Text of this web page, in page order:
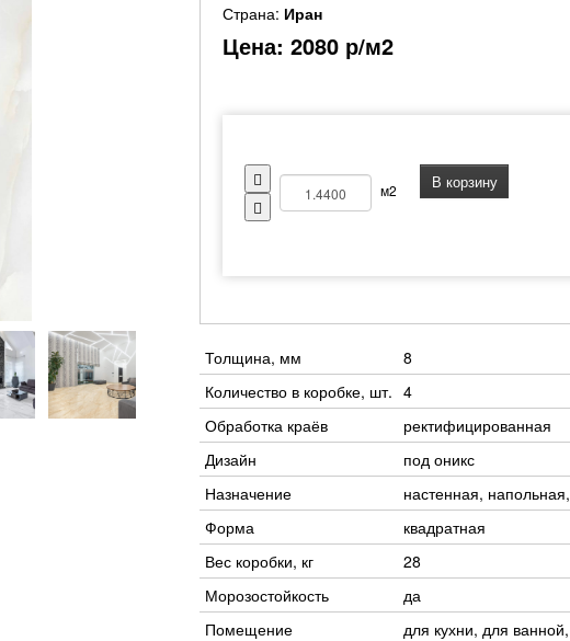
Страна: Иран
Цена: 2080 р/м2
м2 В корзину
Толщина, мм
8
Количество в коробке, шт. 4
Обработка краёв
ректифицированная
Дизайн
под оникс
Назначение
настенная,
Форма
квадратная
Вес коробки, кг
28
Морозостойкость
да
Помещение
для кухни, для